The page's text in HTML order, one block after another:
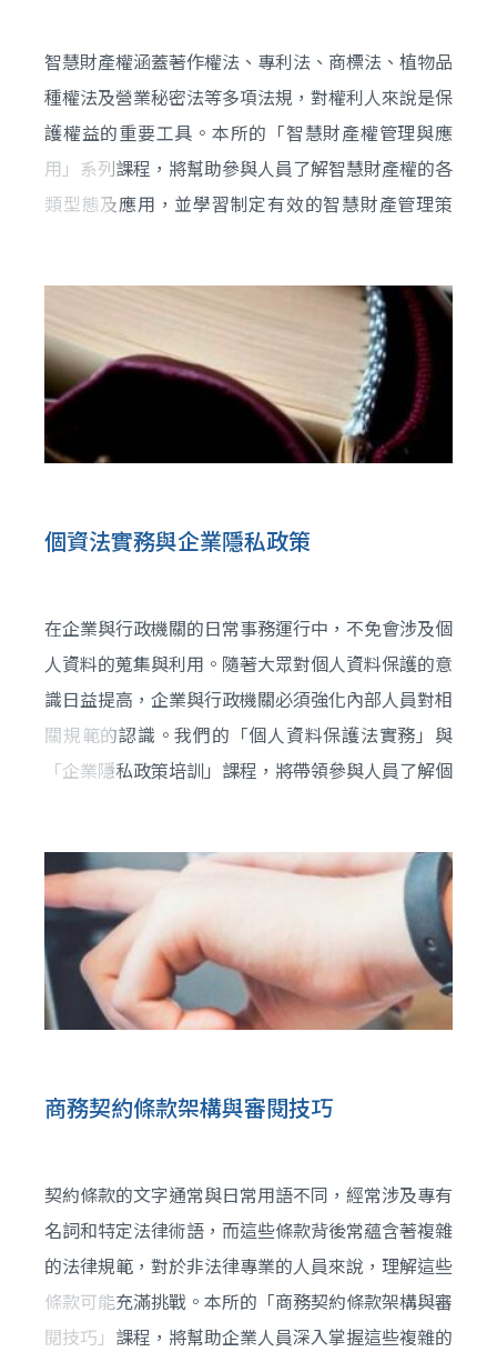
智慧財產權涵蓋著作權法、專利法、商標法、植物品
種權法及營業秘密法等多項法規，對權利人來說是保
護權益的重要工具。本所的「智慧財產權管理與應
用」系列課程，將幫助參與人員了解智慧財產權的各
類型態及應用，並學習制定有效的智慧財產管理策
產權，以發展符合自身需求的商業模式，進而提升商
業利益。
個資法實務與企業隱私政策
在企業與行政機關的日常事務運行中，不免會涉及個
人資料的蒐集與利用。隨著大眾對個人資料保護的意
識日益提高，企業與行政機關必須強化內部人員對相
關規範的認識。我們的「個人資料保護法實務」與
「企業隱私政策培訓」課程，將帶領參與人員了解個
關的處罰規定提供實例說明，提升參與人員對個人資
料保護法的掌握度，維護個人資料的安全。
商務契約條款架構與審閱技巧
契約條款的文字通常與日常用語不同，經常涉及專有
名詞和特定法律術語，而這些條款背後常蘊含著複雜
的法律規範，對於非法律專業的人員來說，理解這些
條款可能充滿挑戰。本所的「商務契約條款架構與審
閱技巧」課程，將幫助企業人員深入掌握這些複雜的